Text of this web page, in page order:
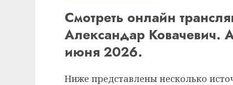
Смотреть онлайн
Александар Ковачевич.
июня 2026.
Ниже представлены несколько